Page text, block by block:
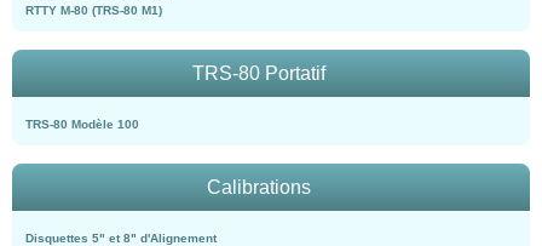
RTTY M-80 (TRS-80 M1)
TRS-80 Portatif
TRS-80 Modèle 100
Calibrations
Disquettes 5" et 8" d'Alignement